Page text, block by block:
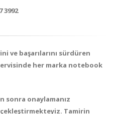
3992
ve başarılarını sürdüren
her marka notebook
sonra onaylamanız
Tamirin